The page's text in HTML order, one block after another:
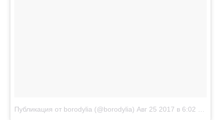
Публикация от borodylia (@borodylia) Авг 25 2017 в 6:02 PDT